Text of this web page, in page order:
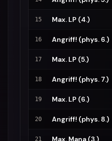
15 Max. LP (4.)
16 Angriff! (phys. 6.)
17 Max. LP (5.)
18 Angriff! (phys. 7.)
19 Max. LP (6.)
20 Angriff! (phys. 8.)
21 Max. Mana (3.)